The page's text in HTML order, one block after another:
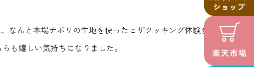
んと本場ナポリの生地を使ったピザクッキング体験をご
も嬉しい気持ちになりました。